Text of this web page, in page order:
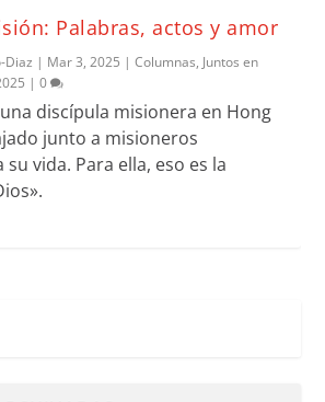
Palabras, actos y amor
Diaz | Mar 3, 2025 |Columnas, Juntos en
|0
discípula misionera en Hong
junto a misioneros
vida. Para ella, eso es la